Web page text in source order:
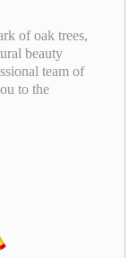
of oak trees,
beauty
team of
to the